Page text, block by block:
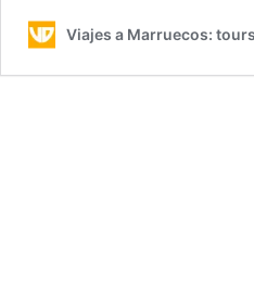
Viajes a Marruecos: